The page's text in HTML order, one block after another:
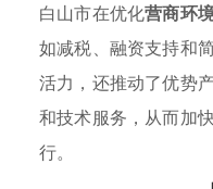
白山市在优化营商环
如减税、融资支持和
活力，还推动了优势
和技术服务，从而加
行。